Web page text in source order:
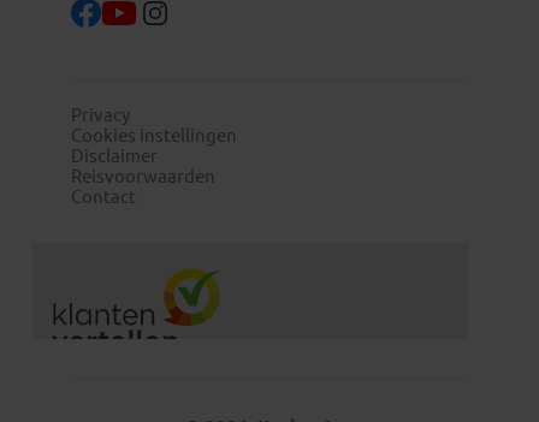
Privacy
Cookies instellingen
Disclaimer
Reisvoorwaarden
Contact